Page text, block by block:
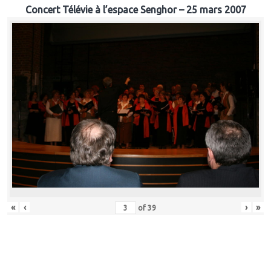
Concert Télévie à l’espace Senghor – 25 mars 2007
« ‹ of 39 › »